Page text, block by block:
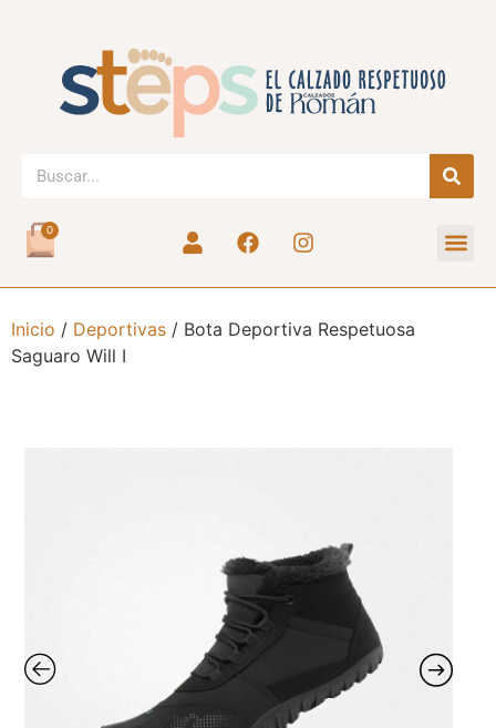
0
Inicio / Deportivas / Bota Deportiva Respetuosa
Saguaro Will I